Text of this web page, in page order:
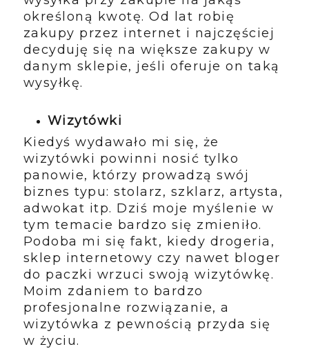
określoną kwotę. Od lat robię
zakupy przez internet i najczęściej
decyduję się na większe zakupy w
danym sklepie, jeśli oferuje on taką
wysyłkę.
Wizytówki
Kiedyś wydawało mi się, że
wizytówki powinni nosić tylko
panowie, którzy prowadzą swój
biznes typu: stolarz, szklarz, artysta,
adwokat itp. Dziś moje myślenie w
tym temacie bardzo się zmieniło.
Podoba mi się fakt, kiedy drogeria,
sklep internetowy czy nawet bloger
do paczki wrzuci swoją wizytówkę.
Moim zdaniem to bardzo
profesjonalne rozwiązanie, a
wizytówka z pewnością przyda się
w życiu.